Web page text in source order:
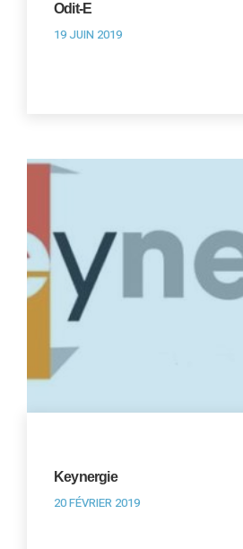
Odit-E
19 JUIN 2019
Keynergie
20 FÉVRIER 2019